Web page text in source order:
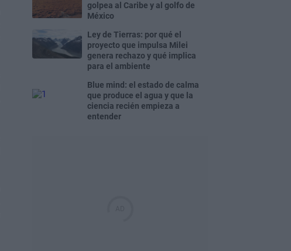
golpea al Caribe y al golfo de
México
Ley de Tierras: por qué el
proyecto que impulsa Milei
genera rechazo y qué implica
para el ambiente
Blue mind: el estado de calma
que produce el agua y que la
ciencia recién empieza a
entender